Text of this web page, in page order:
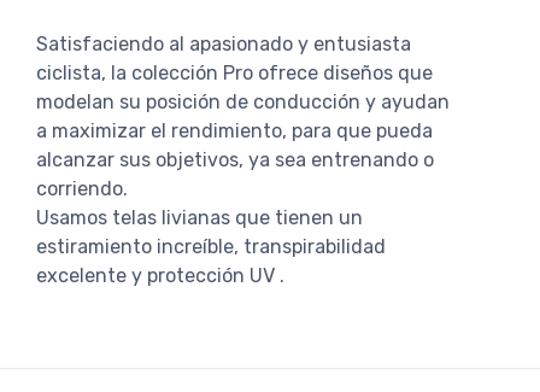
Satisfaciendo al apasionado y entusiasta
ciclista, la colección Pro ofrece diseños que
modelan su posición de conducción y ayudan
a maximizar el rendimiento, para que pueda
alcanzar sus objetivos, ya sea entrenando o
corriendo.
Usamos telas livianas que tienen un
estiramiento increíble, transpirabilidad
excelente y protección UV .